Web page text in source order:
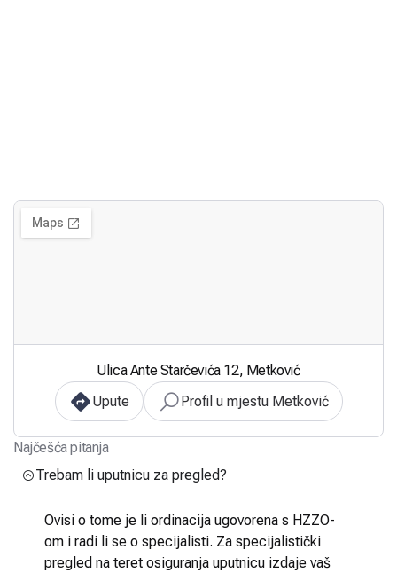
Ulica Ante Starčevića 12, Metković
Upute
Profil u mjestu Metković
Najčešća pitanja
Trebam li uputnicu za pregled?
Ovisi o tome je li ordinacija ugovorena s HZZO-
om i radi li se o specijalisti. Za specijalistički
pregled na teret osiguranja uputnicu izdaje vaš